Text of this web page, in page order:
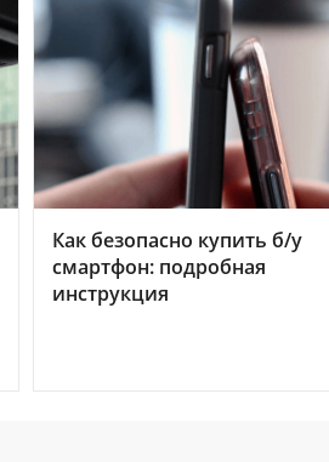
Как безопасно купить б/у
смартфон: подробная
инструкция